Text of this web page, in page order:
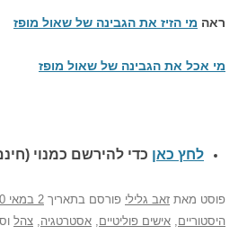
ראה מי הזיז את הגבינה של שאול מופז
מי אכל את הגבינה של שאול מופז
לחץ כאן כדי להירשם כמנוי
פוסט מאת זאב גלילי פורסם בתאריך 2 במאי 2000
היסטוריים, אישים פוליטיים, אסטרטגיה, צהל